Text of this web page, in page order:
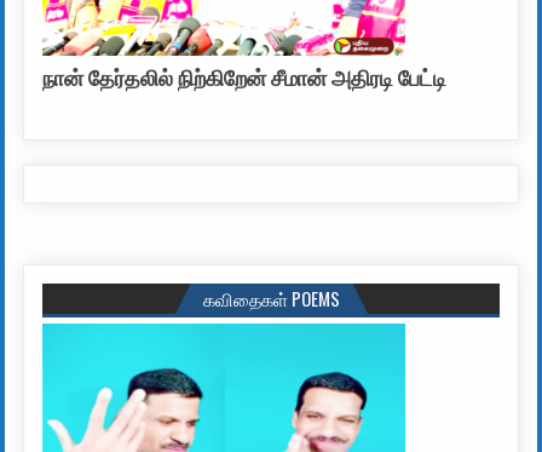
நான் தேர்தலில் நிற்கிறேன் சீமான் அதிரடி பேட்டி
கவிதைகள் POEMS